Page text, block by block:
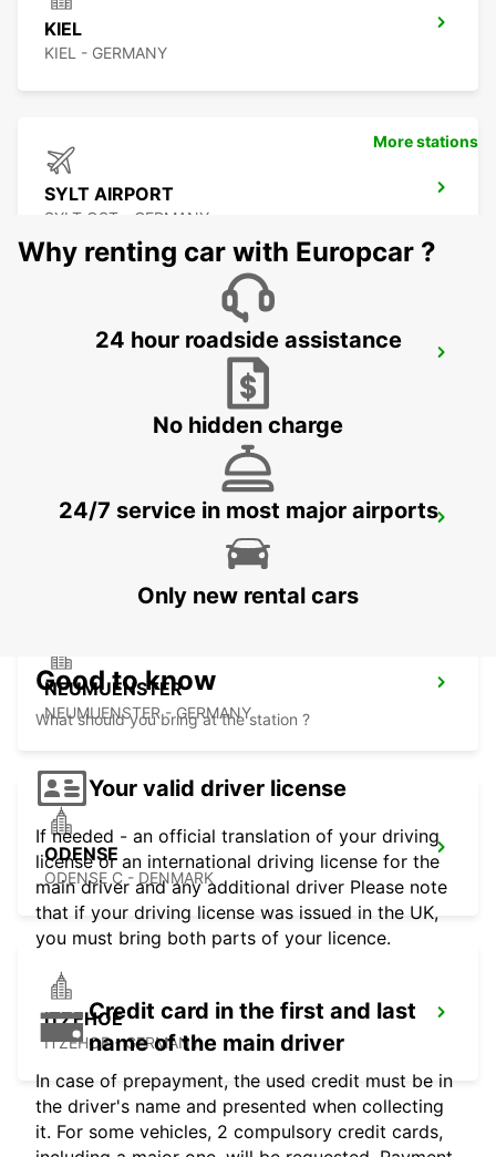
KIEL
KIEL - GERMANY
SYLT AIRPORT
SYLT OST - GERMANY
WESTERLAND SYLT - GERMANY
KOLDING
NEUMUENSTER
NEUMUENSTER - GERMANY
ODENSE
ODENSE C - DENMARK
ITZEHOE
ITZEHOE - GERMANY
More stations
Why renting car with Europcar ?
24 hour roadside assistance
No hidden charge
24/7 service in most major airports
Only new rental cars
Good to know
What should you bring at the station ?
Your valid driver license
If needed - an official translation of your driving
license or an international driving license for the
main driver and any additional driver Please note
that if your driving license was issued in the UK,
you must bring both parts of your licence.
Credit card in the first and last
name of the main driver
In case of prepayment, the used credit must be in
the driver's name and presented when collecting
it. For some vehicles, 2 compulsory credit cards,